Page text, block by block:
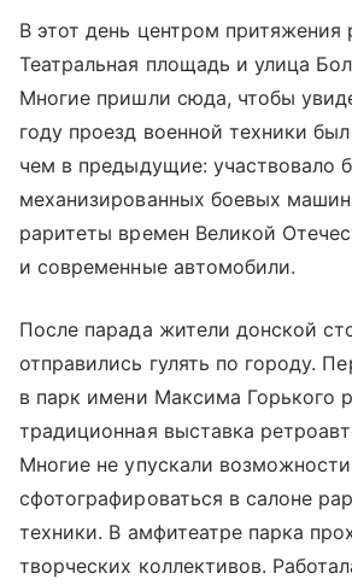
В этот день центром притяжения
Театральная площадь и улица
Многие пришли сюда, чтобы
году проезд военной техники
чем в предыдущие: участвовало
механизированных боевых
раритеты времен Великой
и современные автомобили.
После парада жители донской
отправились гулять по городу.
в парк имени Максима Горького
традиционная выставка
Многие не упускали возможности
сфотографироваться в салоне
техники. В амфитеатре парка
творческих коллективов.